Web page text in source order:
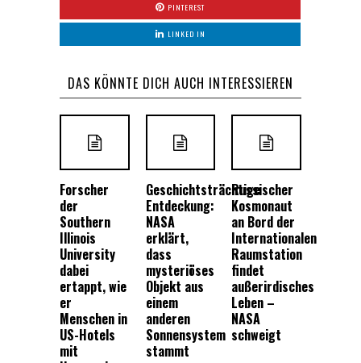
PINTEREST
LINKED IN
DAS KÖNNTE DICH AUCH INTERESSIEREN
Forscher
der
Southern
Illinois
University
dabei
ertappt, wie
er
Menschen in
US-Hotels
mit
Geschichtsträchtige
Entdeckung:
NASA
erklärt,
dass
mysteriöses
Objekt aus
einem
anderen
Sonnensystem
stammt
Russischer
Kosmonaut
an Bord der
Internationalen
Raumstation
findet
außerirdisches
Leben –
NASA
schweigt